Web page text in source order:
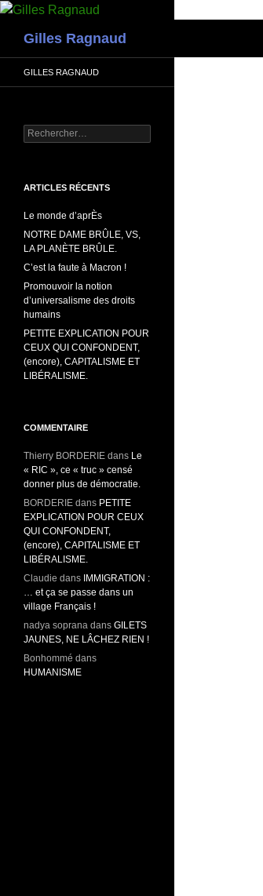
Gilles Ragnaud
GILLES RAGNAUD
Rechercher :
ARTICLES RÉCENTS
Le monde d’aprÈs
NOTRE DAME BRÛLE, VS,
LA PLANÈTE BRÛLE.
C’est la faute à Macron !
Promouvoir la notion
d’universalisme des droits
humains
PETITE EXPLICATION POUR
CEUX QUI CONFONDENT,
(encore), CAPITALISME ET
LIBÉRALISME.
COMMENTAIRE
Thierry BORDERIE dans Le
« RIC », ce « truc » censé
donner plus de démocratie.
BORDERIE dans PETITE
EXPLICATION POUR CEUX
QUI CONFONDENT,
(encore), CAPITALISME ET
LIBÉRALISME.
Claudie dans IMMIGRATION :
… et ça se passe dans un
village Français !
nadya soprana dans GILETS
JAUNES, NE LÂCHEZ RIEN !
Bonhommé dans
HUMANISME